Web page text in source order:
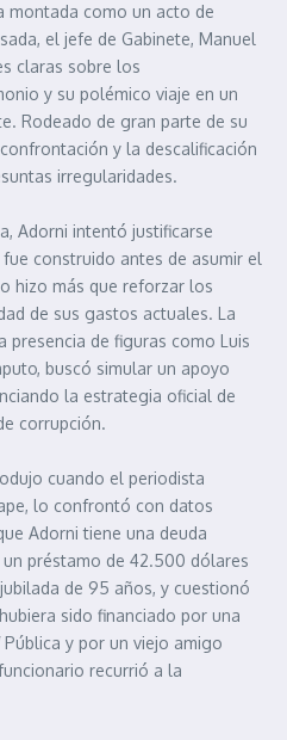
montada como un acto de
el jefe de Gabinete, Manuel
claras sobre los
y su polémico viaje en un
Rodeado de gran parte de su
y la descalificación
irregularidades.
Adorni intentó justificarse
construido antes de asumir el
hizo más que reforzar los
de sus gastos actuales. La
presencia de figuras como Luis
buscó simular un apoyo
la estrategia oficial de
corrupción.
cuando el periodista
lo confrontó con datos
Adorni tiene una deuda
préstamo de 42.500 dólares
de 95 años, y cuestionó
sido financiado por una
y por un viejo amigo
recurrió a la